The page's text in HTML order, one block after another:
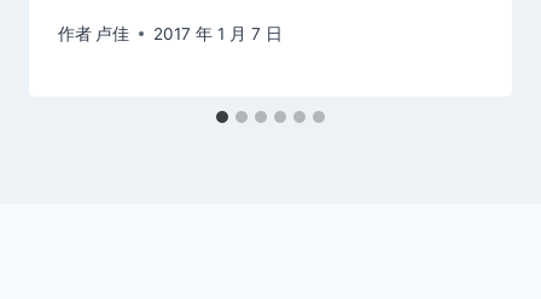
作者 卢佳 2017 年 1 月 7 日